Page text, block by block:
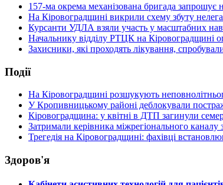
157-ма окрема механізована бригада запрошує
На Кіровоградщині викрили схему збуту
Курсанти УДЛА взяли участь у масштабних
Начальнику відділу РТЦК на Кіровоградщині
Захисники, які проходять лікування,
Події
На Кіровоградщині розшукують
У Кропивницькому районі деблокували
Кіровоградщина: у квітні в ДТП загинули
Затримали керівника міжрегіонального каналу
Трегедія на Кіровоградщині: фахівці
Здоров'я